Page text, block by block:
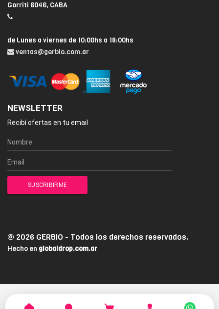
Gorriti 6046, CABA
de Lunes a viernes de 10:00hs a 18:00hs
ventas@gerbio.com.ar
NEWSLETTER
Recibí ofertas en tu email
© 2026 GERBIO - Todos los derechos reservados.
Hecho en globaldrop.com.ar